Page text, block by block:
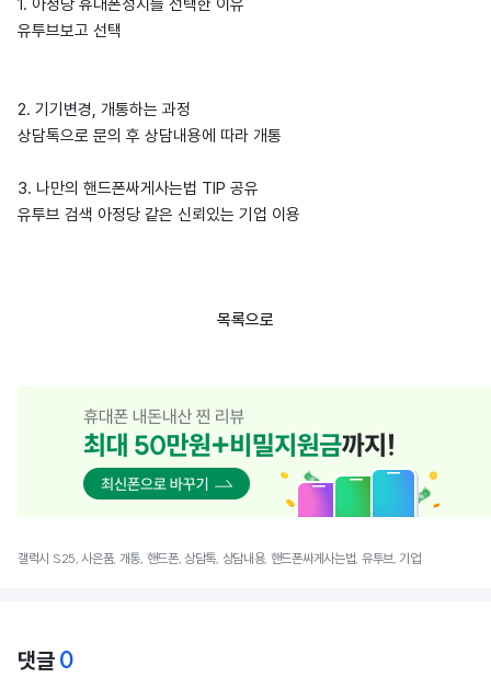
1. 아정당 휴대폰성지를 선택한 이유
유투브보고 선택
2. 기기변경, 개통하는 과정
상담톡으로 문의 후 상담내용에 따라 개통
3. 나만의 핸드폰싸게사는법 TIP 공유
유투브 검색 아정당 같은 신뢰있는 기업 이용
목록으로
갤럭시 S25, 사은품, 개통, 핸드폰, 상담톡, 상담내용, 핸드폰싸게사는법, 유투브, 기업
댓글 0